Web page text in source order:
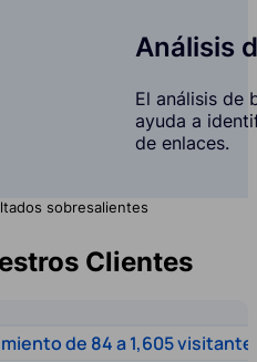
Análisis
El análisis de
ayuda a
de enlaces.
sobresalientes
Clientes
de 84 a 1,605